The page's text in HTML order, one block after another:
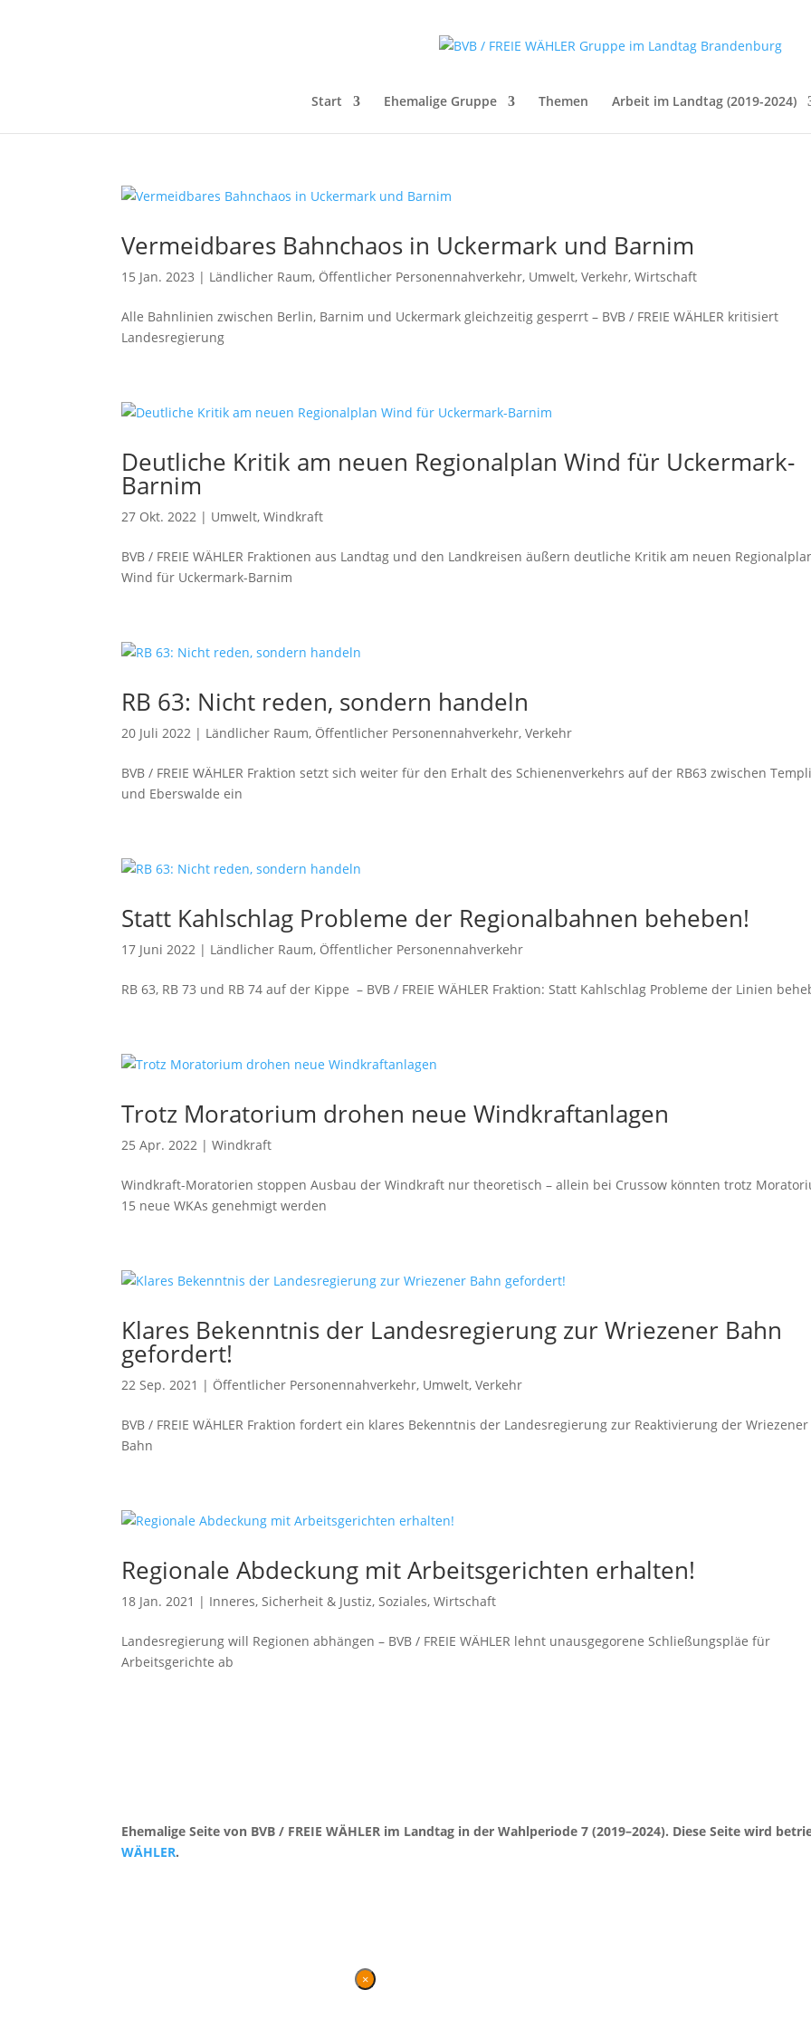
Start Ehemalige Gruppe Themen Arbeit im Landtag (2019-2024)
Vermeidbares Bahnchaos in Uckermark und Barnim
15 Jan. 2023 | Ländlicher Raum, Öffentlicher Personennahverkehr, Umwelt,Verkehr,Wirtschaft
Alle Bahnlinien zwischen Berlin, Barnim und Uckermark gleichzeitig gesperrt – BVB / FREIE WÄHLER kritisiert
Landesregierung
Deutliche Kritik am neuen Regionalplan Wind für Uckermark-
Barnim
27 Okt. 2022 | Umwelt,Windkraft
BVB / FREIE WÄHLER Fraktionen aus Landtag und den Landkreisen äußern deutliche Kritik am neuen
Wind für Uckermark-Barnim
RB 63: Nicht reden, sondern handeln
20 Juli 2022 | Ländlicher Raum, Öffentlicher Personennahverkehr,Verkehr
BVB / FREIE WÄHLER Fraktion setzt sich weiter für den Erhalt des Schienenverkehrs auf der RB63 zwischen
und Eberswalde ein
Statt Kahlschlag Probleme der Regionalbahnen beheben!
17 Juni 2022 | Ländlicher Raum, Öffentlicher Personennahverkehr
RB 63, RB 73 und RB 74 auf der Kippe – BVB / FREIE WÄHLER Fraktion: Statt Kahlschlag Probleme der Linien
Trotz Moratorium drohen neue Windkraftanlagen
25 Apr. 2022 |Windkraft
Windkraft-Moratorien stoppen Ausbau der Windkraft nur theoretisch – allein bei Crussow könnten trotz
15 neue WKAs genehmigt werden
Klares Bekenntnis der Landesregierung zur Wriezener Bahn
gefordert!
22 Sep. 2021 | Öffentlicher Personennahverkehr, Umwelt,Verkehr
BVB / FREIE WÄHLER Fraktion fordert ein klares Bekenntnis der Landesregierung zur Reaktivierung der Wriezener
Bahn
Regionale Abdeckung mit Arbeitsgerichten erhalten!
18 Jan. 2021 | Inneres, Sicherheit & Justiz,Soziales,Wirtschaft
Landesregierung will Regionen abhängen – BVB / FREIE WÄHLER lehnt unausgegorene Schließungspläe für
Arbeitsgerichte ab
Ehemalige Seite von BVB / FREIE WÄHLER im Landtag in der Wahlperiode 7 (2019–2024). Diese Seite wird
WÄHLER.
×